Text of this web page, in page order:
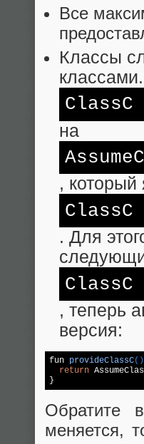
Все
Классы
ClassC
на
, который
ClassC
. Для
ClassC
, теперь
версия:
fun provideClassC()
return
}
Обратите
меняется,